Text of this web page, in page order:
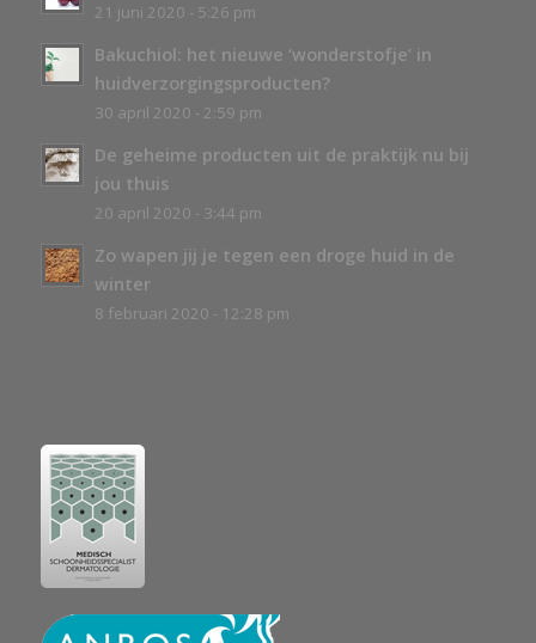
21 juni 2020 - 5:26 pm
Bakuchiol: het nieuwe ‘wonderstofje’ in
huidverzorgingsproducten?
30 april 2020 - 2:59 pm
De geheime producten uit de praktijk nu bij
jou thuis
20 april 2020 - 3:44 pm
Zo wapen jij je tegen een droge huid in de
winter
8 februari 2020 - 12:28 pm